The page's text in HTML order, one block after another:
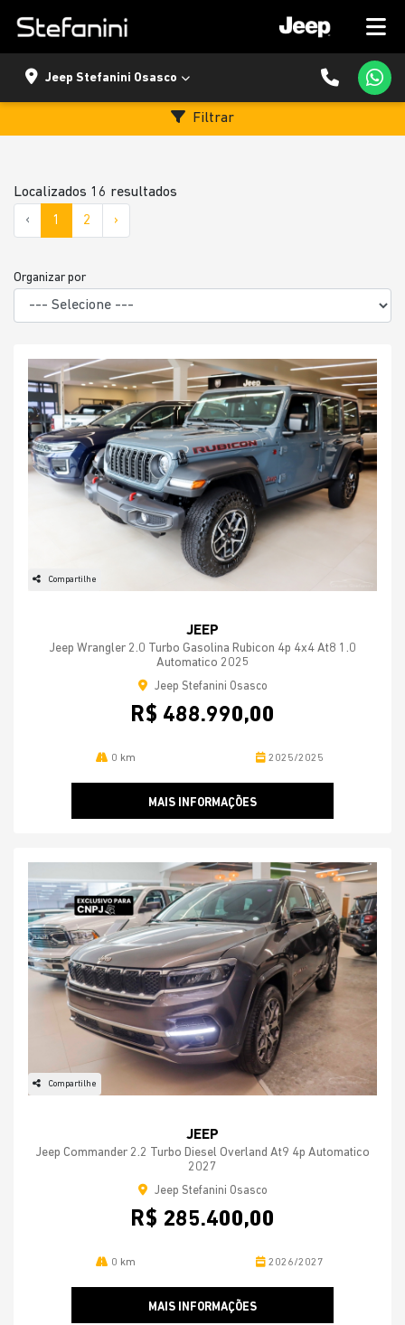
Jeep Stefanini Osasco
Localizados 16 resultados
‹
1 2 ›
Filtrar
Organizar por
Compartilhe
JEEP
Jeep Wrangler 2.0 Turbo Gasolina Rubicon 4p 4x4 At8 1.0
Automatico 2025
Jeep Stefanini Osasco
R$ 488.990,00
0 km 2025/2025
MAIS INFORMAÇÕES
Compartilhe
JEEP
Jeep Commander 2.2 Turbo Diesel Overland At9 4p Automatico
2027
Jeep Stefanini Osasco
R$ 285.400,00
0 km 2026/2027
MAIS INFORMAÇÕES